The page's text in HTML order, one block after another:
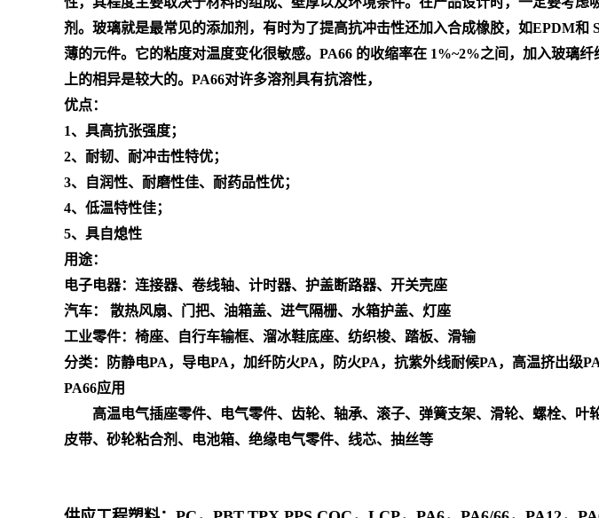
剂。玻璃就是最常见的添加剂，有时为了提高抗冲击性还加入合成橡胶，如EPDM
薄的元件。它的粘度对温度变化很敏感。PA66 的收缩率在 1%~2%之间，加入玻璃
上的相异是较大的。PA66对许多溶剂具有抗溶性，
优点：
1、具高抗张强度；
2、耐韧、耐冲击性特优；
3、自润性、耐磨性佳、耐药品性优；
4、低温特性佳；
5、具自熄性
用途：
电子电器：连接器、卷线轴、计时器、护盖断路器、开关壳座
汽车： 散热风扇、门把、油箱盖、进气隔栅、水箱护盖、灯座
工业零件：椅座、自行车输框、溜冰鞋底座、纺织梭、踏板、滑输
分类：防静电PA，导电PA，加纤防火PA，防火PA，抗紫外线耐候PA，高温挤出级PA
PA66应用
高温电气插座零件、电气零件、齿轮、轴承、滚子、弹簧支架、滑轮、螺栓、叶
皮带、砂轮粘合剂、电池箱、绝缘电气零件、线芯、抽丝等